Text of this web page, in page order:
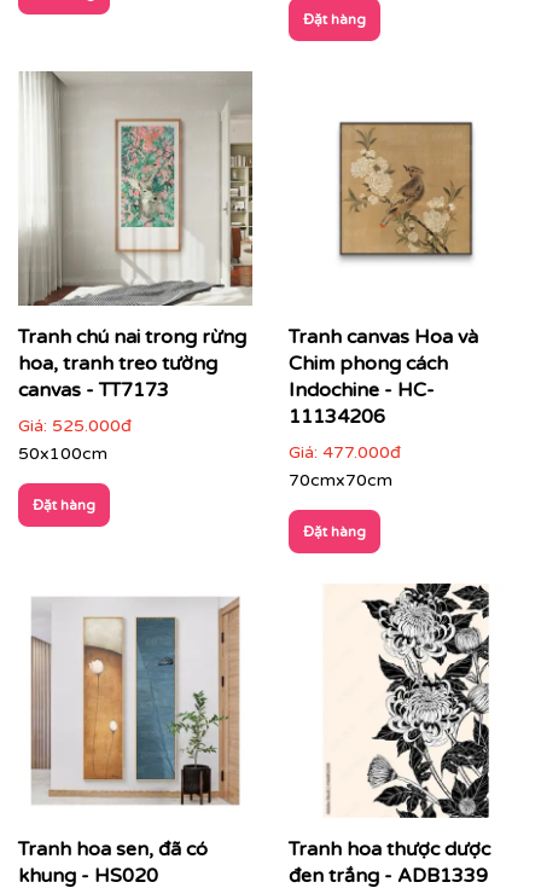
Phòng thiền, phòng trà, phòng Yoga
trung, cân bằng cảm xúc.
Đặt hàng
Tranh chú nai trong rừng
hoa, tranh treo tường
canvas - TT7173
Giá: 525.000đ
50x100cm
Đặt hàng
Tranh canvas Hoa và
Chim phong cách
Indochine - HC-
11134206
Giá: 477.000đ
70cmx70cm
Đặt hàng
Tranh hoa sen, đã có
khung - HS020
Tranh hoa thược dược
đen trắng - ADB1339